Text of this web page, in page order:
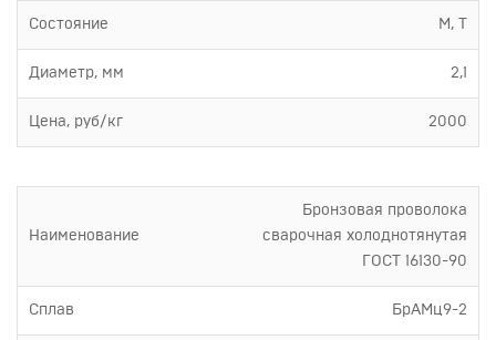
Состояние М, Т
Диаметр, мм 2,1
Цена, руб/кг 2000
Наименование
Бронзовая проволока
сварочная холоднотянутая
ГОСТ 16130-90
Сплав БрАМц9-2